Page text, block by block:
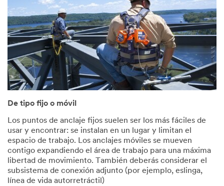
De tipo fijo o móvil
Los puntos de anclaje fijos suelen ser los más fáciles de
usar y encontrar: se instalan en un lugar y limitan el
espacio de trabajo. Los anclajes móviles se mueven
contigo expandiendo el área de trabajo para una máxima
libertad de movimiento. También deberás considerar el
subsistema de conexión adjunto (por ejemplo, eslinga,
línea de vida autorretráctil)